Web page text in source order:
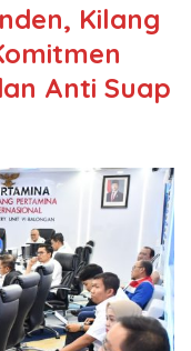
Kilang
Anti Suap